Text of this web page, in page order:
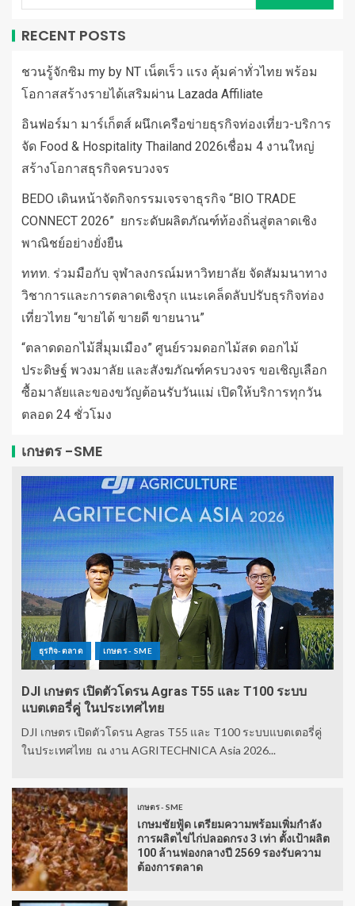
RECENT POSTS
ชวนรู้จักซิม my by NT เน็ตเร็ว แรง คุ้มค่าทั่วไทย พร้อม
โอกาสสร้างรายได้เสริมผ่าน Lazada Affiliate
อินฟอร์มา มาร์เก็ตส์ ผนึกเครือข่ายธุรกิจท่องเที่ยว-บริการ
จัด Food & Hospitality Thailand 2026เชื่อม 4 งานใหญ่
สร้างโอกาสธุรกิจครบวงจร
BEDO เดินหน้าจัดกิจกรรมเจรจาธุรกิจ “BIO TRADE
CONNECT 2026” ยกระดับผลิตภัณฑ์ท้องถิ่นสู่ตลาดเชิง
พาณิชย์อย่างยั่งยืน
ททท. ร่วมมือกับ จุฬาลงกรณ์มหาวิทยาลัย จัดสัมมนาทาง
วิชาการและการตลาดเชิงรุก แนะเคล็ดลับปรับธุรกิจท่อง
เที่ยวไทย “ขายได้ ขายดี ขายนาน”
“ตลาดดอกไม้สี่มุมเมือง” ศูนย์รวมดอกไม้สด ดอกไม้
ประดิษฐ์ พวงมาลัย และสังฆภัณฑ์ครบวงจร ขอเชิญเลือก
ซื้อมาลัยและของขวัญต้อนรับวันแม่ เปิดให้บริการทุกวัน
ตลอด 24 ชั่วโมง
เกษตร -SME
ธุรกิจ-ตลาด เกษตร - SME
DJI เกษตร เปิดตัวโดรน Agras T55 และ T100 ระบบ
แบตเตอรี่คู่ ในประเทศไทย
DJI เกษตร เปิดตัวโดรน Agras T55 และ T100 ระบบแบตเตอรี่คู่
ในประเทศไทย ณ งาน AGRITECHNICA Asia 2026...
เกษตร - SME
เกษมชัยฟู้ด เตรียมความพร้อมเพิ่มกำลัง
การผลิตไข่ไก่ปลอดกรง 3 เท่า ตั้งเป้าผลิต
100 ล้านฟองกลางปี 2569 รองรับความ
ต้องการตลาด